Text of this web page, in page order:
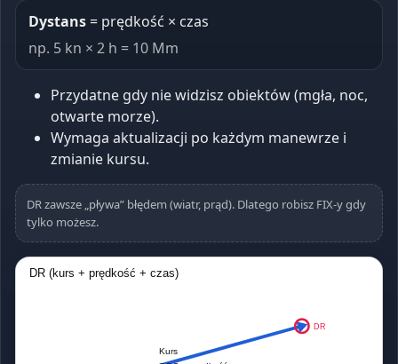
Dystans = prędkość × czas
np. 5 kn × 2 h = 10 Mm
Przydatne gdy nie widzisz obiektów (mgła, noc,
otwarte morze).
Wymaga aktualizacji po każdym manewrze i
zmianie kursu.
DR zawsze „pływa” błędem (wiatr, prąd). Dlatego robisz FIX-y gdy
tylko możesz.
DR (kurs + prędkość + czas)
Kurs
DR